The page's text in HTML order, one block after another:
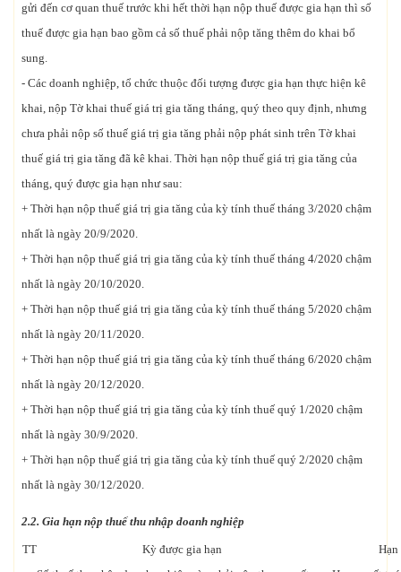
gửi đến cơ quan thuế trước khi hết thời hạn nộp thuế được gia hạn thì số
thuế được gia hạn bao gồm cả số thuế phải nộp tăng thêm do khai bổ
sung.
- Các doanh nghiệp, tổ chức thuộc đối tượng được gia hạn thực hiện kê
khai, nộp Tờ khai thuế giá trị gia tăng tháng, quý theo quy định, nhưng
chưa phải nộp số thuế giá trị gia tăng phải nộp phát sinh trên Tờ khai
thuế giá trị gia tăng đã kê khai. Thời hạn nộp thuế giá trị gia tăng của
tháng, quý được gia hạn như sau:
+ Thời hạn nộp thuế giá trị gia tăng của kỳ tính thuế tháng 3/2020 chậm
nhất là ngày 20/9/2020.
+ Thời hạn nộp thuế giá trị gia tăng của kỳ tính thuế tháng 4/2020 chậm
nhất là ngày 20/10/2020.
+ Thời hạn nộp thuế giá trị gia tăng của kỳ tính thuế tháng 5/2020 chậm
nhất là ngày 20/11/2020.
+ Thời hạn nộp thuế giá trị gia tăng của kỳ tính thuế tháng 6/2020 chậm
nhất là ngày 20/12/2020.
+ Thời hạn nộp thuế giá trị gia tăng của kỳ tính thuế quý 1/2020 chậm
nhất là ngày 30/9/2020.
+ Thời hạn nộp thuế giá trị gia tăng của kỳ tính thuế quý 2/2020 chậm
nhất là ngày 30/12/2020.
2.2. Gia hạn nộp thuế thu nhập doanh nghiệp
TT Kỳ được gia hạn
Hạn